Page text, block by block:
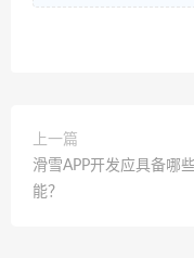
上一篇
滑雪APP开发应具备哪
能？